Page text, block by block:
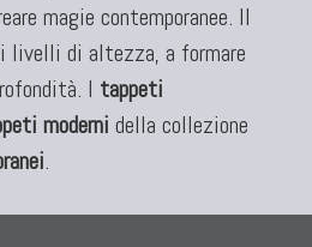
magie contemporanee. Il
livelli di altezza, a formare
I tappeti
moderni della collezione
.